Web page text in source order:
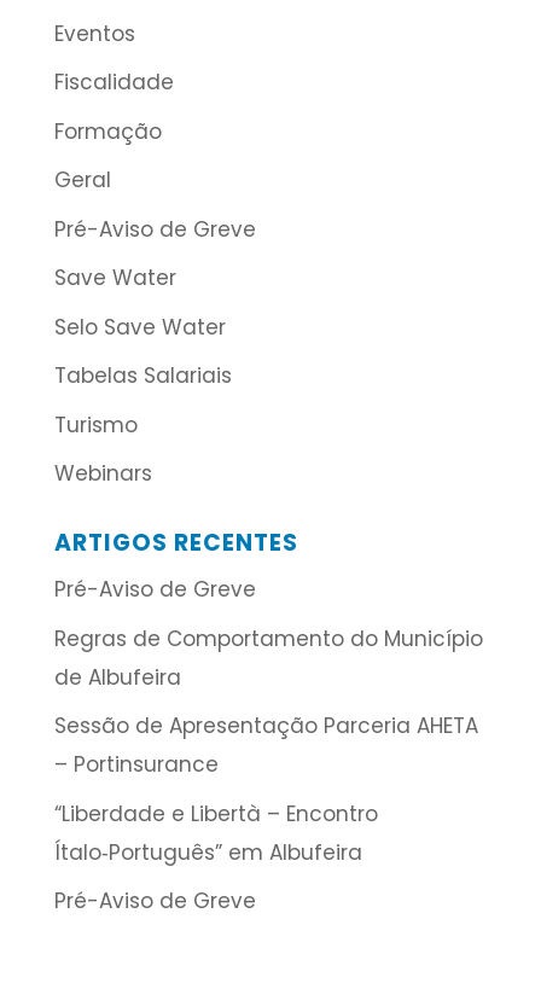
Eventos
Fiscalidade
Formação
Geral
Pré-Aviso de Greve
Save Water
Selo Save Water
Tabelas Salariais
Turismo
Webinars
ARTIGOS RECENTES
Pré-Aviso de Greve
Regras de Comportamento do Município
de Albufeira
Sessão de Apresentação Parceria AHETA
– Portinsurance
“Liberdade e Libertà – Encontro
Ítalo‑Português” em Albufeira
Pré-Aviso de Greve